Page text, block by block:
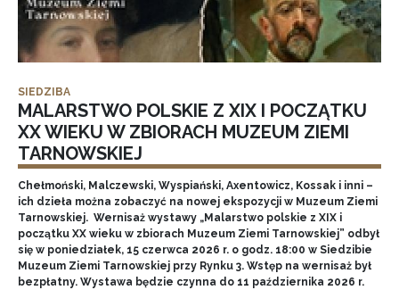
SIEDZIBA
MALARSTWO POLSKIE Z XIX I POCZĄTKU
XX WIEKU W ZBIORACH MUZEUM ZIEMI
TARNOWSKIEJ
Chełmoński, Malczewski, Wyspiański, Axentowicz, Kossak i inni –
ich dzieła można zobaczyć na nowej ekspozycji w Muzeum Ziemi
Tarnowskiej. Wernisaż wystawy „Malarstwo polskie z XIX i
początku XX wieku w zbiorach Muzeum Ziemi Tarnowskiej” odbył
się w poniedziałek, 15 czerwca 2026 r. o godz. 18:00 w Siedzibie
Muzeum Ziemi Tarnowskiej przy Rynku 3. Wstęp na wernisaż był
bezpłatny. Wystawa będzie czynna do 11 października 2026 r.